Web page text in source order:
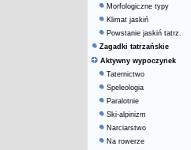
Morfologiczne typy
Klimat jaskiń
Powstanie jaskiń tatrz.
Zagadki tatrzańskie
Aktywny wypoczynek
Taternictwo
Speleologia
Paralotnie
Ski-alpinizm
Narciarstwo
Na rowerze